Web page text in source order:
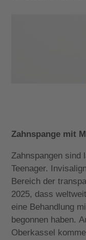
Zahnspange mit
Zahnspangen sind
Teenager.
Bereich der
2025, dass
eine Behandlung
begonnen haben.
Oberkassel